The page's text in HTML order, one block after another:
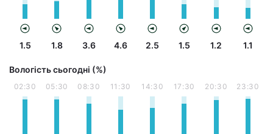
1.5 1.8 3.6 4.6 2.5 1.5 1.2 1.1
Вологість сьогодні (%)
02:30 05:30 08:30 11:30 14:30 17:30 20:30 23:30